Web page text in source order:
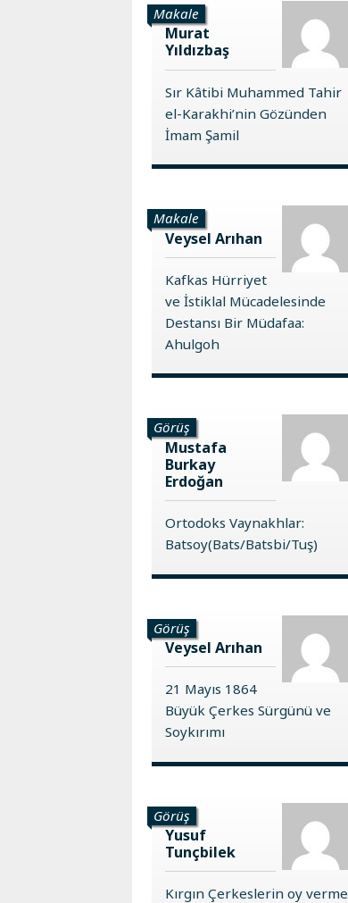
Makale
Murat
Yıldızbaş
Sır Kâtibi Muhammed Tahir
el-Karakhi’nin Gözünden
İmam Şamil
Makale
Veysel Arıhan
Kafkas Hürriyet
ve İstiklal Mücadelesinde
Destansı Bir Müdafaa:
Ahulgoh
Görüş
Mustafa
Burkay
Erdoğan
Ortodoks Vaynakhlar:
Batsoy(Bats/Batsbi/Tuş)
Görüş
Veysel Arıhan
21 Mayıs 1864
Büyük Çerkes Sürgünü ve
Soykırımı
Görüş
Yusuf
Tunçbilek
Kırgın Çerkeslerin oy verme